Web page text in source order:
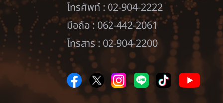
โทรศัพท์ : 02-904-2222
มือถือ : 062-442-2061
โทรสาร : 02-904-2200